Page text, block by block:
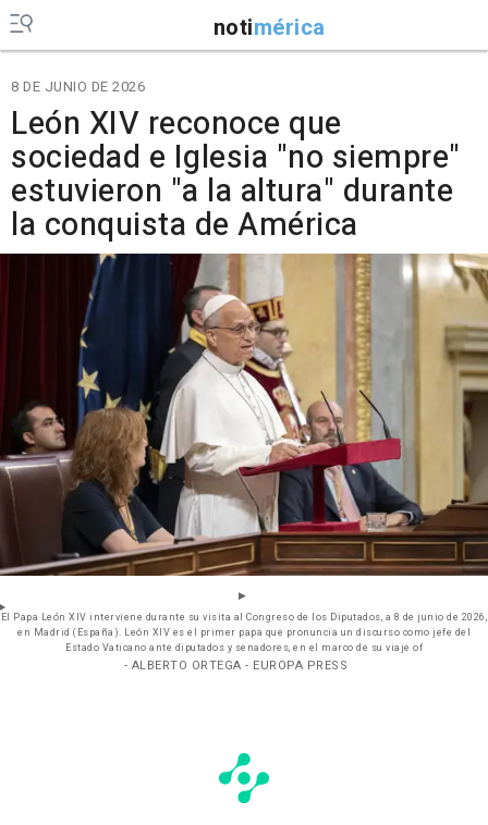
notimérica
8 DE JUNIO DE 2026
León XIV reconoce que
sociedad e Iglesia "no siempre"
estuvieron "a la altura" durante
la conquista de América
El Papa León XIV interviene durante su visita al Congreso de los Diputados, a 8 de junio de 2026,
en Madrid (España). León XIV es el primer papa que pronuncia un discurso como jefe del
Estado Vaticano ante diputados y senadores, en el marco de su viaje of
- ALBERTO ORTEGA - EUROPA PRESS